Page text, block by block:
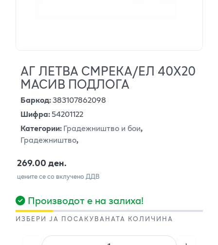
АГ ЛЕТВА СМРЕКА/ЕЛ 40X20
МАСИВ ПОДЛОГА
Баркод:383107862098
Шифра:54201122
Категории:Градежништво и бои,
Градежништво,
269.00 ден.
цените се со вклучено ДДВ
Производот е на залиха!
ИЗБЕРИ ЈА ПОСАКУВАНАТА КОЛИЧИНА